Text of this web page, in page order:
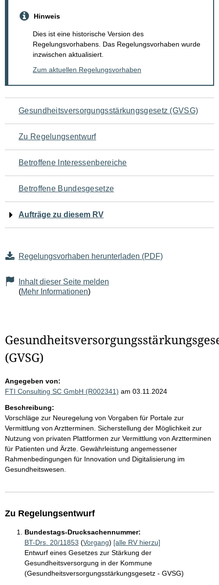
Hinweis
Dies ist eine historische Version des
Regelungsvorhabens. Das Regelungsvorhaben wurde
inzwischen aktualisiert.
Zum aktuellen Regelungsvorhaben
Navigation
für
den
Seiteninhalt
Gesundheitsversorgungsstärkungsgesetz (GVSG)
Zu Regelungsentwurf
Betroffene Interessenbereiche
Betroffene Bundesgesetze
Aufträge zu diesem RV
Regelungsvorhaben herunterladen (PDF)
Inhalt dieser Seite melden
(Mehr Informationen)
(GVSG)
Angegeben von:
FTI Consulting SC GmbH (R002341) am 03.11.2024
Beschreibung:
Vorschläge zur Neuregelung von Vorgaben für Portale zur
Vermittlung von Arztterminen. Sicherstellung der Möglichkeit zur
Nutzung von privaten Plattformen zur Vermittlung von Arztterminen
für Patienten und Ärzte. Gewährleistung angemessener
Rahmenbedingungen für Innovation und Digitalisierung im
Gesundheitswesen.
Zu Regelungsentwurf
Bundestags-Drucksachennummer:
BT-Drs. 20/11853 (Vorgang) [alle RV hierzu]
Entwurf eines Gesetzes zur Stärkung der
Gesundheitsversorgung in der Kommune
(Gesundheitsversorgungsstärkungsgesetz - GVSG)